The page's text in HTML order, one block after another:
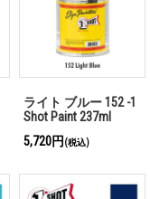
ライト ブルー 152 -1
Shot Paint 237ml
5,720円 (税込)